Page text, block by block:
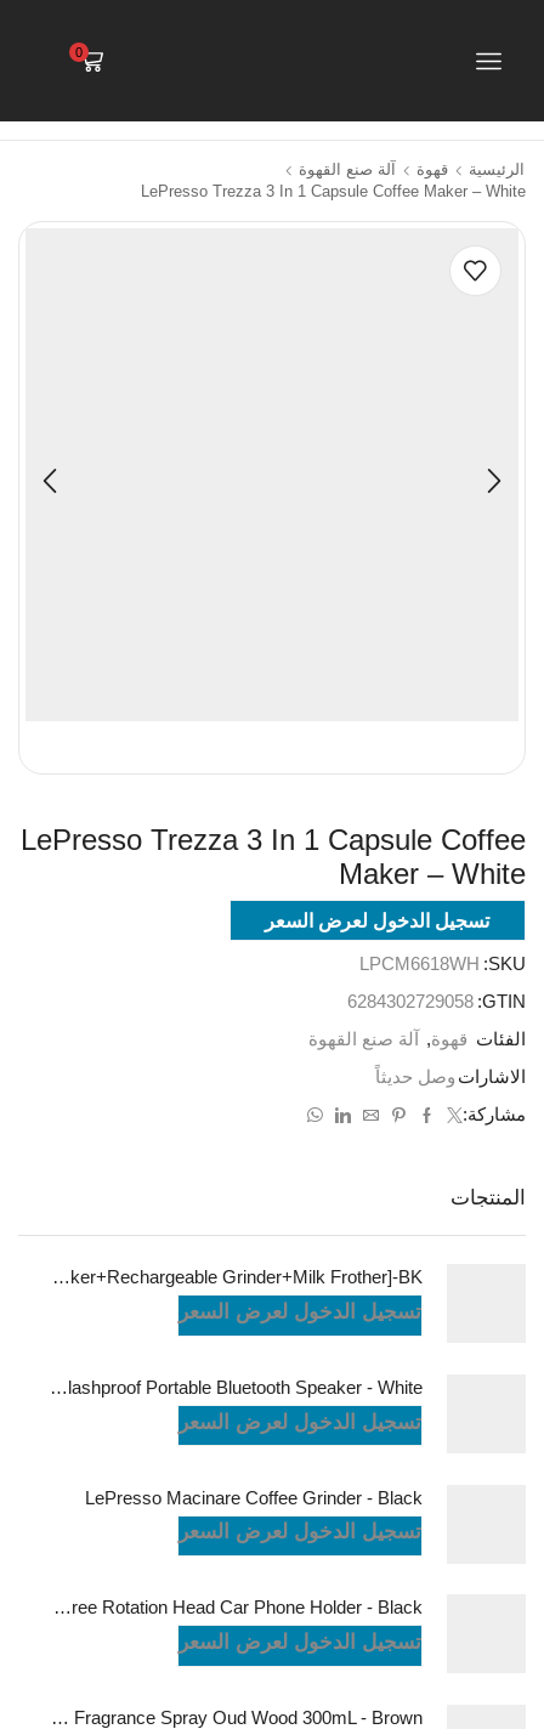
0
الرئيسية قهوة
آلة صنع القهوة
LePresso Trezza 3 In 1 Capsule Coffee Maker – White
LePresso Trezza 3 In 1 Capsule Coffee
Maker – White
تسجيل الدخول لعرض السعر
SKU:
LPCM6618WH
GTIN:
6284302729058
الفئات قهوة,
آلة صنع القهوة
الاشارات وصل حديثاً
مشاركة:
المنتجات
LePresso Brewology Coffee Kit [Espresso Maker+Rechargeable Grinder+Milk Frother]-BK
تسجيل الدخول لعرض السعر
JBL Charge6 Splashproof Portable Bluetooth Speaker - White
تسجيل الدخول لعرض السعر
LePresso Macinare Coffee Grinder - Black
تسجيل الدخول لعرض السعر
Powerology Logan Magsafe 360 Degree Rotation Head Car Phone Holder - Black
تسجيل الدخول لعرض السعر
Green Lion Fragrance Spray Oud Wood 300mL - Brown